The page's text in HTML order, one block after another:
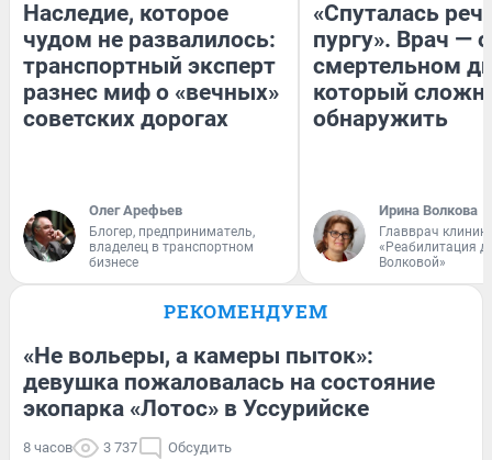
Наследие, которое
чудом не развалилось:
транспортный эксперт
разнес миф о «вечных»
советских дорогах
Олег Арефьев
Блогер, предприниматель,
владелец в транспортном
бизнесе
«Спуталась
пургу». Врач — о
смертельном
который
обнаружить
Ирина Волкова
Главврач
«Реабилитация
Волковой»
РЕКОМЕНДУЕМ
«Не вольеры, а камеры пыток»:
девушка пожаловалась на состояние
экопарка «Лотос» в Уссурийске
8 часов 3 737 Обсудить